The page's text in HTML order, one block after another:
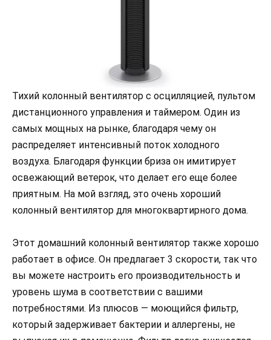
Тихий колонный вентилятор с осцилляцией, пультом
дистанционного управления и таймером. Один из
самых мощных на рынке, благодаря чему он
распределяет интенсивный поток холодного
воздуха. Благодаря функции бриза он имитирует
освежающий ветерок, что делает его еще более
приятным. На мой взгляд, это очень хороший
колонный вентилятор для многоквартирного дома.
Этот домашний колонный вентилятор также хорошо
работает в офисе. Он предлагает 3 скорости, так что
вы можете настроить его производительность и
уровень шума в соответствии с вашими
потребностями. Из плюсов — моющийся фильтр,
который задерживает бактерии и аллергены, не